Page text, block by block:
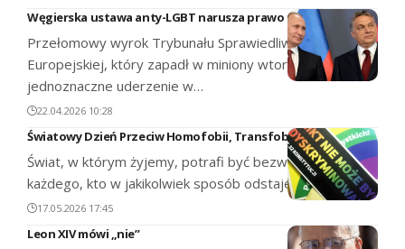
Węgierska ustawa anty-LGBT narusza prawo unijne
Przełomowy wyrok Trybunału Sprawiedliwości Unii
Europejskiej, który zapadł w miniony wtorek, stanowi
jednoznaczne uderzenie w…
22.04.2026 10:28
Światowy Dzień Przeciw Homofobii, Transfobii i Bifobii
Świat, w którym żyjemy, potrafi być bezwzględny dla
każdego, kto w jakikolwiek sposób odstaje od…
17.05.2026 17:45
Leon XIV mówi „nie”